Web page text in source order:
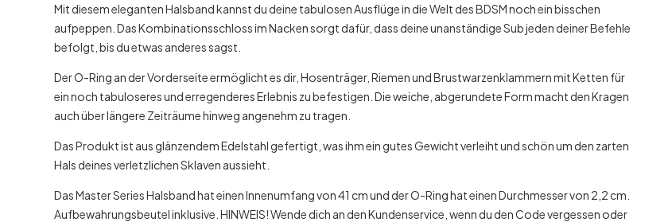
Mit diesem eleganten Halsband kannst du deine tabulosen Ausflüge in die Welt des BDSM noch ein bisschen
aufpeppen. Das Kombinationsschloss im Nacken sorgt dafür, dass deine unanständige Sub jeden deiner Befehle
befolgt, bis du etwas anderes sagst.
Der O-Ring an der Vorderseite ermöglicht es dir, Hosenträger, Riemen und Brustwarzenklammern mit Ketten für
ein noch tabuloseres und erregenderes Erlebnis zu befestigen. Die weiche, abgerundete Form macht den Kragen
auch über längere Zeiträume hinweg angenehm zu tragen.
Das Produkt ist aus glänzendem Edelstahl gefertigt, was ihm ein gutes Gewicht verleiht und schön um den zarten
Hals deines verletzlichen Sklaven aussieht.
Das Master Series Halsband hat einen Innenumfang von 41 cm und der O-Ring hat einen Durchmesser von 2,2 cm.
Aufbewahrungsbeutel inklusive. HINWEIS! Wende dich an den Kundenservice, wenn du den Code vergessen oder